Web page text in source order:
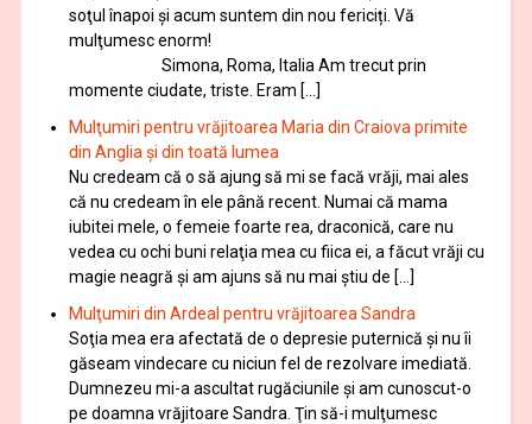
soţul înapoi și acum suntem din nou fericiți. Vă
mulţumesc enorm!
Simona, Roma, Italia Am trecut prin
momente ciudate, triste. Eram […]
Mulţumiri pentru vrăjitoarea Maria din Craiova primite
din Anglia și din toată lumea
Nu credeam că o să ajung să mi se facă vrăji, mai ales
că nu credeam în ele până recent. Numai că mama
iubitei mele, o femeie foarte rea, draconică, care nu
vedea cu ochi buni relaţia mea cu fiica ei, a făcut vrăji cu
magie neagră şi am ajuns să nu mai ştiu de […]
Mulţumiri din Ardeal pentru vrăjitoarea Sandra
Soţia mea era afectată de o depresie puternică şi nu îi
găseam vindecare cu niciun fel de rezolvare imediată.
Dumnezeu mi-a ascultat rugăciunile şi am cunoscut-o
pe doamna vrăjitoare Sandra. Ţin să-i mulţumesc